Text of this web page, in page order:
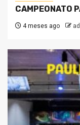
CAMPEONATO
4 meses ago